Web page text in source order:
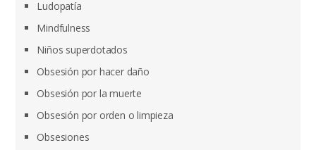
Ludopatía
Mindfulness
Niños superdotados
Obsesión por hacer daño
Obsesión por la muerte
Obsesión por orden o limpieza
Obsesiones